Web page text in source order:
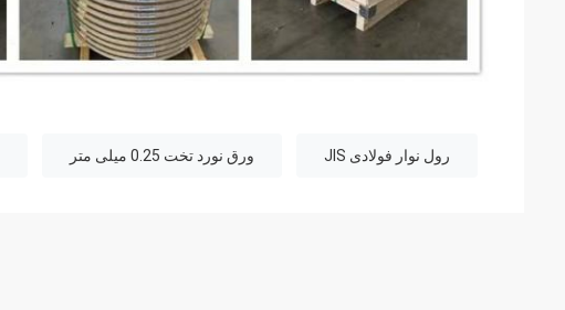
رول نوار فولادی JIS ورق نورد تخت 0.25 میلی متر